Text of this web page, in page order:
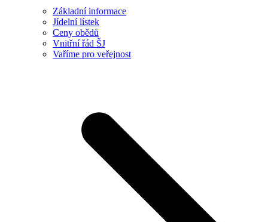
Základní informace
Jídelní lístek
Ceny obědů
Vnitřní řád ŠJ
Vaříme pro veřejnost